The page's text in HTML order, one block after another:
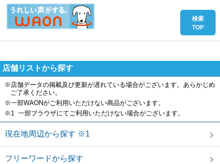
店舗リストから探す
※店舗データの掲載及び更新が遅れている場合がございます。あらかじめ
ご了承ください。
※一部WAONがご利用いただけない商品がございます。
※1 一部ブラウザにてご利用いただけない場合がございます。
現在地周辺から探す ※1
フリーワードから探す